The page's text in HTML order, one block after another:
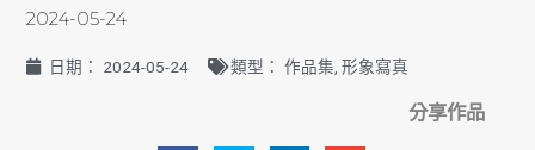
2024-05-24
日期： 2024-05-24 類型： 作品集 ,形象寫真
分享作品